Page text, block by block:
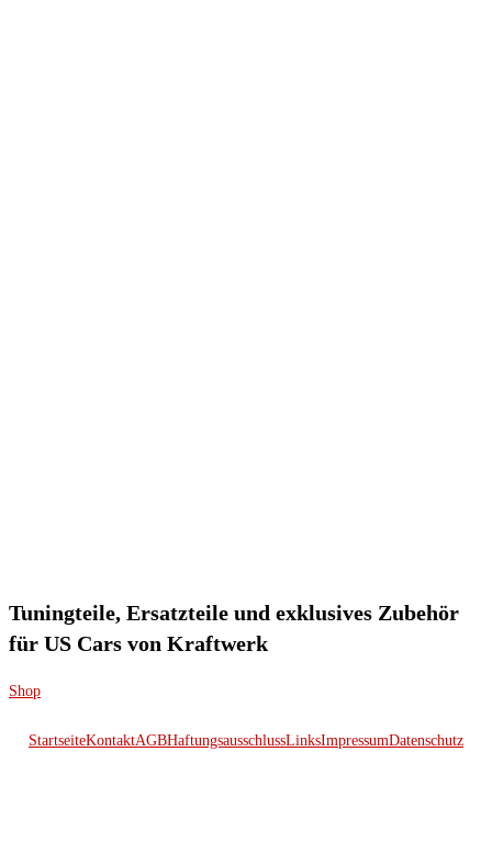
Tuningteile, Ersatzteile und exklusives Zubehör
für US Cars von Kraftwerk
Shop
StartseiteKontaktAGBHaftungsausschlussLinksImpressumDatenschutz